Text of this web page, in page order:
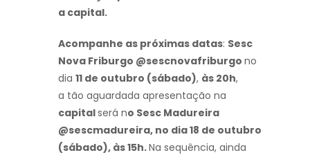
a capital.
Acompanhe as próximas datas: Sesc
Nova Friburgo @sescnovafriburgo no
dia 11 de outubro (sábado), às 20h,
a tão aguardada apresentação na
capitalserá no Sesc Madureira
@sescmadureira, no dia 18 de outubro
(sábado), às 15h.Na sequência, ainda